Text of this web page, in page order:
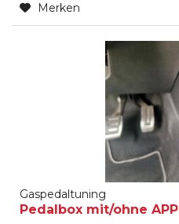
Merken
Gaspedaltuning
Pedalbox mit/ohne